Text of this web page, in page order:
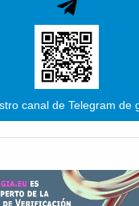
canal de Telegram de